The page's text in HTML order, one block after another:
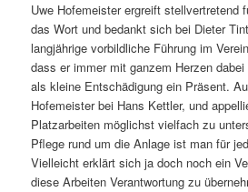
Uwe Hofemeister ergreift stellvertretend
das Wort und bedankt sich bei Dieter
langjährige vorbildliche Führung im
dass er immer mit ganzem Herzen
als kleine Entschädigung ein Präsent.
Hofemeister bei Hans Kettler, und
Platzarbeiten möglichst vielfach zu
Pflege rund um die Anlage ist man für
Vielleicht erklärt sich ja doch noch ein
diese Arbeiten Verantwortung zu